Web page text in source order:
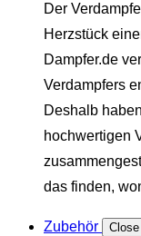
Der
Herzstück
Dampfer.de
Verdampfers
Deshalb
hochwertigen
das finden,
Zubehör